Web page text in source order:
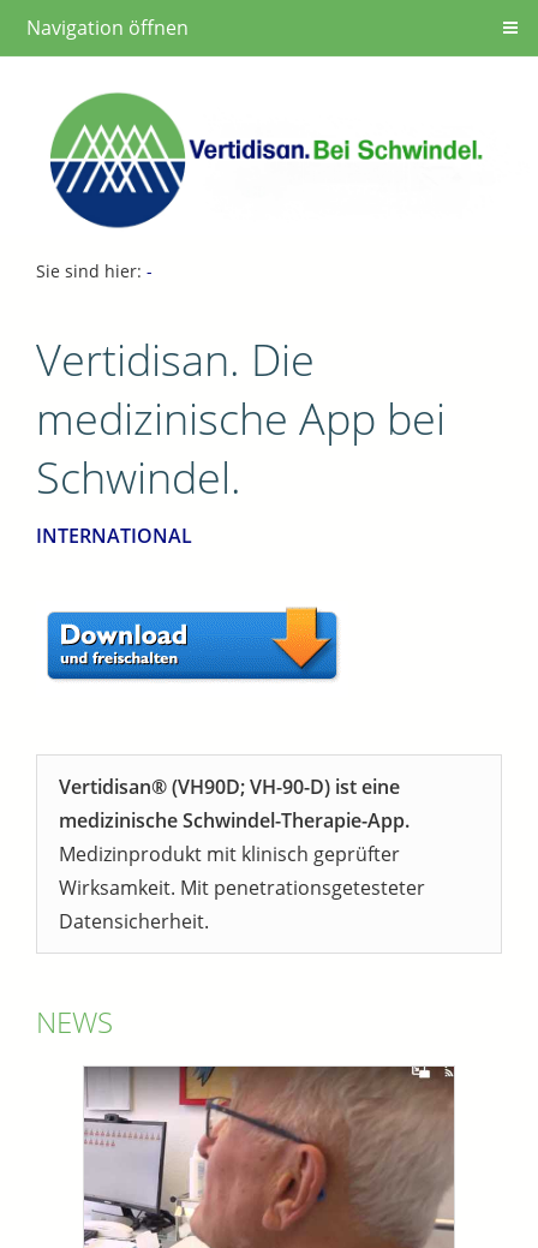
Navigation öffnen
Sie sind hier: -
Vertidisan. Die
medizinische App bei
Schwindel.
INTERNATIONAL
Vertidisan® (VH90D; VH-90-D) ist eine
medizinische Schwindel-Therapie-App.
Medizinprodukt mit klinisch geprüfter
Wirksamkeit. Mit penetrationsgetesteter
Datensicherheit.
NEWS